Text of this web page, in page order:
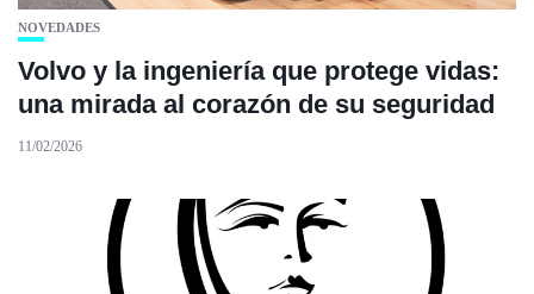
NOVEDADES
Volvo y la ingeniería que protege vidas:
una mirada al corazón de su seguridad
11/02/2026